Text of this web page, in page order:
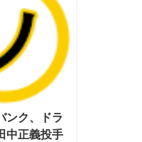
ンク、ドラ
中正義投手